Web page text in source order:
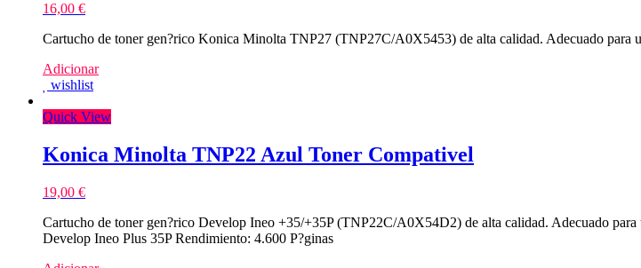
16,00 €
Cartucho de toner gen?rico Konica Minolta TNP27 (TNP27C/A0X5453) de alta calidad. Adecuado
Adicionar
wishlist
Quick View
Konica Minolta TNP22 Azul Toner Compativel
19,00 €
Cartucho de toner gen?rico Develop Ineo +35/+35P (TNP22C/A0X54D2) de alta calidad. Adecuado
Develop Ineo Plus 35P Rendimiento: 4.600 P?ginas